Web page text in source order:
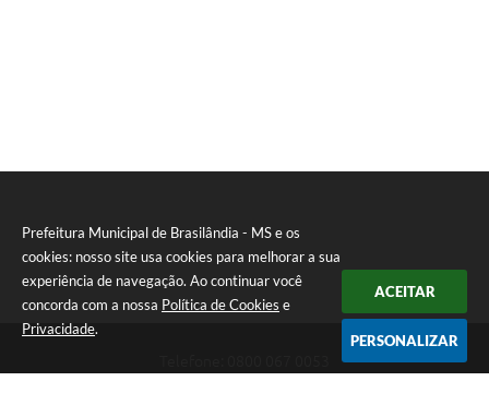
Prefeitura Municipal de Brasilândia - MS e os
cookies: nosso site usa cookies para melhorar a sua
experiência de navegação. Ao continuar você
concorda com a nossa Política de Cookies e
Privacidade.
ACEITAR
PERSONALIZAR